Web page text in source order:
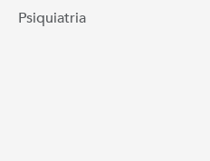
Psiquiatria